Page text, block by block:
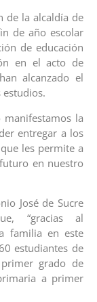
de la alcaldía de
de año escolar
de educación
en el acto de
alcanzado el
estudios.
manifestamos la
entregar a los
les permite a
en nuestro
José de Sucre
“gracias al
familia en este
estudiantes de
grado de
a primer